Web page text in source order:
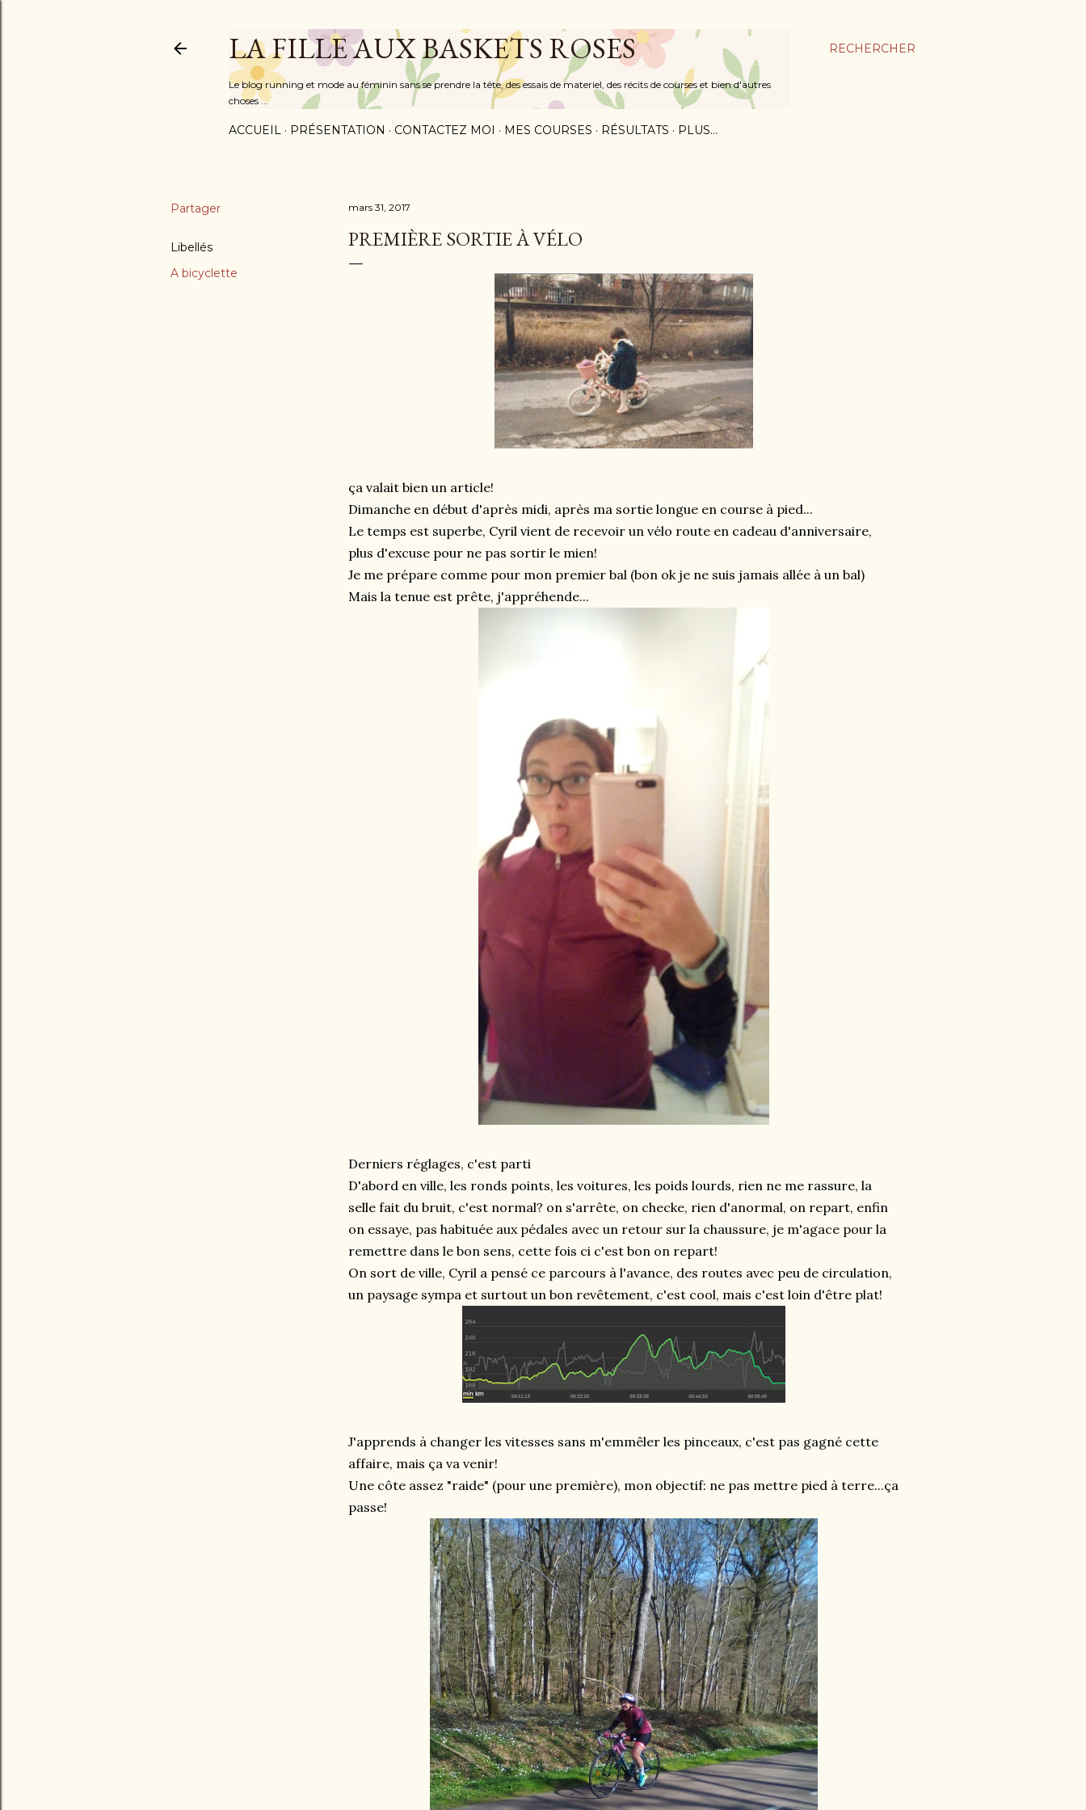
RECHERCHER
LA FILLE AUX BASKETS ROSES
Le blog running et mode au féminin sans se prendre la tête, des essais de materiel, des récits de courses et bien d'autres
choses ...
ACCUEIL PRÉSENTATION CONTACTEZ MOI MES COURSES RÉSULTATS PLUS…
Partager
Libellés
A bicyclette
mars 31, 2017
PREMIÈRE SORTIE À VÉLO
ça valait bien un article!
Dimanche en début d'après midi, après ma sortie longue en course à pied...
Le temps est superbe, Cyril vient de recevoir un vélo route en cadeau d'anniversaire,
plus d'excuse pour ne pas sortir le mien!
Je me prépare comme pour mon premier bal (bon ok je ne suis jamais allée à un bal)
Mais la tenue est prête, j'appréhende...
Derniers réglages, c'est parti
D'abord en ville, les ronds points, les voitures, les poids lourds, rien ne me rassure, la
selle fait du bruit, c'est normal? on s'arrête, on checke, rien d'anormal, on repart, enfin
on essaye, pas habituée aux pédales avec un retour sur la chaussure, je m'agace pour la
remettre dans le bon sens, cette fois ci c'est bon on repart!
On sort de ville, Cyril a pensé ce parcours à l'avance, des routes avec peu de circulation,
un paysage sympa et surtout un bon revêtement, c'est cool, mais c'est loin d'être plat!
J'apprends à changer les vitesses sans m'emmêler les pinceaux, c'est pas gagné cette
affaire, mais ça va venir!
Une côte assez "raide" (pour une première), mon objectif: ne pas mettre pied à terre...ça
passe!